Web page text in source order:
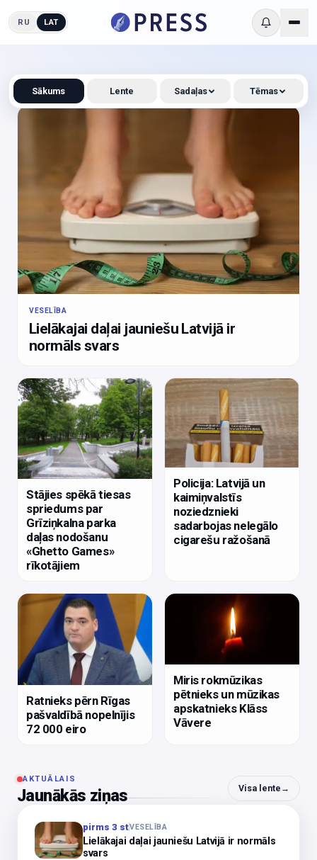
RU LAT
VESELĪBA
Lielākajai daļai jauniešu Latvijā ir
normāls svars
Stājies spēkā tiesas
spriedums par
Grīziņkalna parka
daļas nodošanu
«Ghetto Games»
rīkotājiem
Policija: Latvijā un
kaimiņvalstīs
noziedznieki
sadarbojas nelegālo
cigarešu ražošanā
Ratnieks pērn Rīgas
pašvaldībā nopelnījis
72 000 eiro
Miris rokmūzikas
pētnieks un mūzikas
apskatnieks Klāss
Vāvere
AKTUĀLAIS
Jaunākās ziņas Visa lente →
pirms 3 stVESELĪBA
Lielākajai daļai jauniešu Latvijā ir normāls
svars
Sākums Lente Sadaļas Tēmas